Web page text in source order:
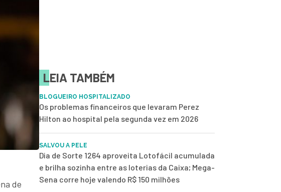
de
LEIA TAMBÉM
BLOGUEIRO HOSPITALIZADO
Os problemas financeiros que levaram Perez
Hilton ao hospital pela segunda vez em 2026
SALVOU A PELE
Dia de Sorte 1264 aproveita Lotofácil acumulada
e brilha sozinha entre as loterias da Caixa; Mega-
Sena corre hoje valendo R$ 150 milhões